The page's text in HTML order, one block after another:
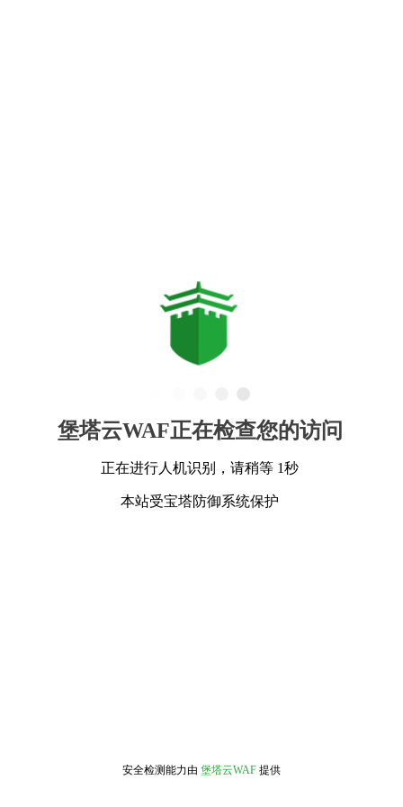
堡塔云WAF正在检查您的访问
正在进行人机识别，请稍等 1秒
本站受宝塔防御系统保护
安全检测能力由 堡塔云WAF 提供